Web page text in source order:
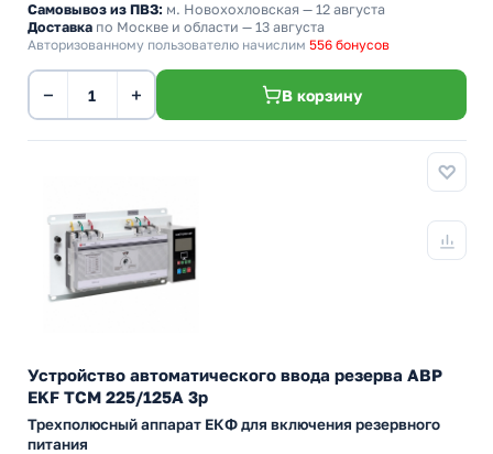
Самовывоз из ПВЗ: м. Новохохловская — 12 августа
Доставка по Москве и области — 13 августа
Авторизованному пользователю начислим 556 бонусов
− + В корзину
Устройство автоматического ввода резерва АВР
EKF ТСM 225/125А 3р
Трехполюсный аппарат ЕКФ для включения резервного
питания